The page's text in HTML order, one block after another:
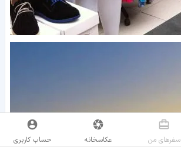
سفر‌های من عکاسخانه حساب کاربری